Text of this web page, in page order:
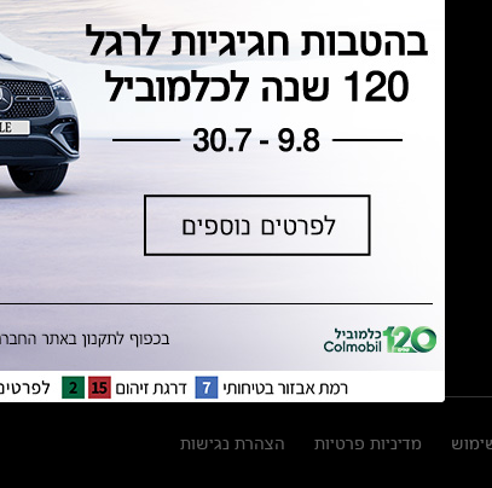
ספרי רכב מרצדס-בנץ
נתוני זיהום אוויר וצריכת דלק וחשמל
נתוני תווית צמיגים
מחירון חלפים
הודעה על הטבות לרכבי מרצדס בהסדר
מדיניות פרטיות הצהרת נגישות